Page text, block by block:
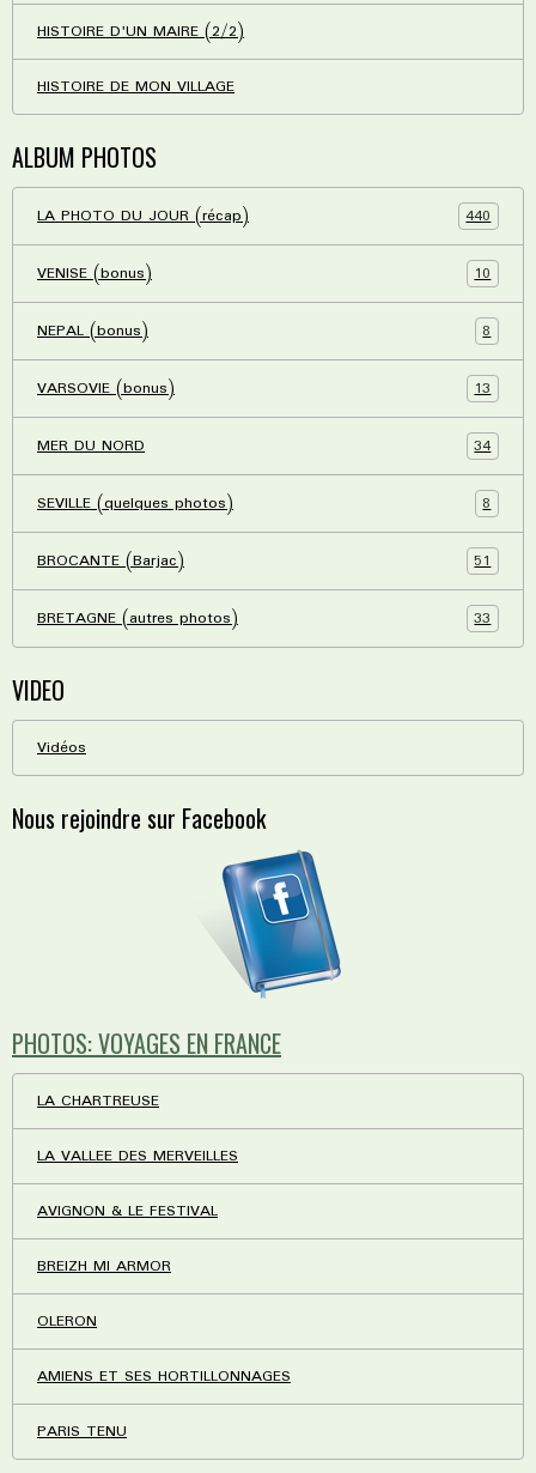
HISTOIRE D'UN MAIRE (2/2)
HISTOIRE DE MON VILLAGE
ALBUM PHOTOS
LA PHOTO DU JOUR (récap) 440
VENISE (bonus) 10
NEPAL (bonus) 8
VARSOVIE (bonus) 13
MER DU NORD 34
SEVILLE (quelques photos) 8
BROCANTE (Barjac) 51
BRETAGNE (autres photos) 33
VIDEO
Vidéos
Nous rejoindre sur Facebook
PHOTOS: VOYAGES EN FRANCE
LA CHARTREUSE
LA VALLEE DES MERVEILLES
AVIGNON & LE FESTIVAL
BREIZH MI ARMOR
OLERON
AMIENS ET SES HORTILLONNAGES
PARIS TENU